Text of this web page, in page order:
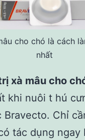
cho chó là cách
nhất
xà mâu cho
khi nuôi t hú
Bravecto. Chỉ
tác dụng ngay